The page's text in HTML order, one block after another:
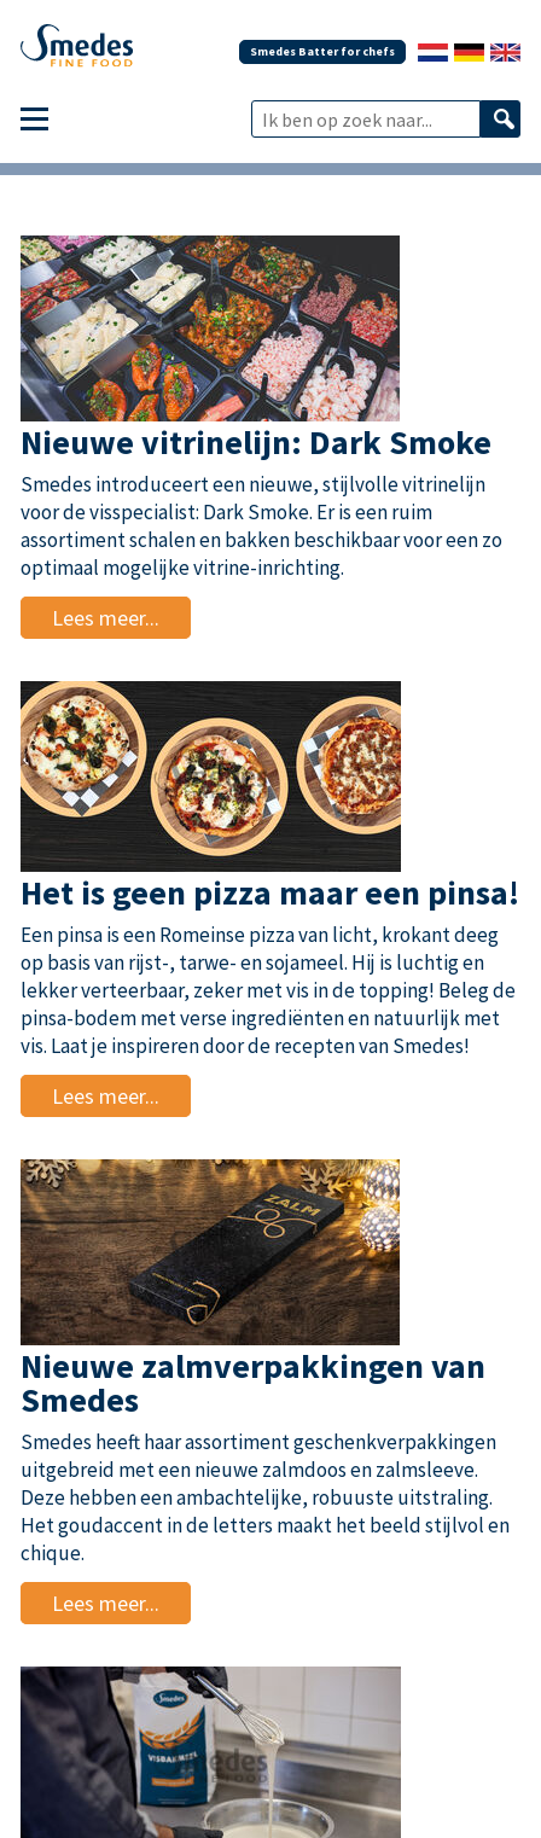
Smedes Batter for chefs
Nieuwe vitrinelijn: Dark Smoke
Smedes introduceert een nieuwe, stijlvolle vitrinelijn
voor de visspecialist: Dark Smoke. Er is een ruim
assortiment schalen en bakken beschikbaar voor een zo
optimaal mogelijke vitrine-inrichting.
Lees meer...
Het is geen pizza maar een pinsa!
Een pinsa is een Romeinse pizza van licht, krokant deeg
op basis van rijst-, tarwe- en sojameel. Hij is luchtig en
lekker verteerbaar, zeker met vis in de topping! Beleg de
pinsa-bodem met verse ingrediënten en natuurlijk met
vis. Laat je inspireren door de recepten van Smedes!
Lees meer...
Nieuwe zalmverpakkingen van
Smedes
Smedes heeft haar assortiment geschenkverpakkingen
uitgebreid met een nieuwe zalmdoos en zalmsleeve.
Deze hebben een ambachtelijke, robuuste uitstraling.
Het goudaccent in de letters maakt het beeld stijlvol en
chique.
Lees meer...